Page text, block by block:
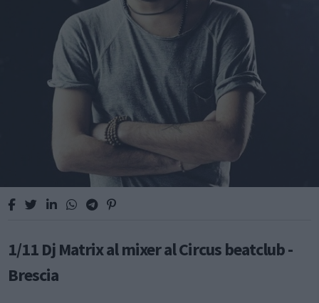
1/11 Dj Matrix al mixer al Circus beatclub -
Brescia